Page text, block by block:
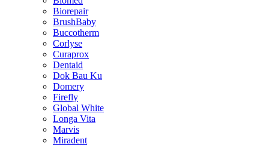
Biorepair
BrushBaby
Buccotherm
Corlyse
Curaprox
Dentaid
Dok Bau Ku
Domery
Firefly
Global White
Longa Vita
Marvis
Miradent